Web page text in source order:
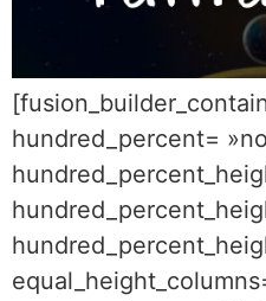
hundred_percent=